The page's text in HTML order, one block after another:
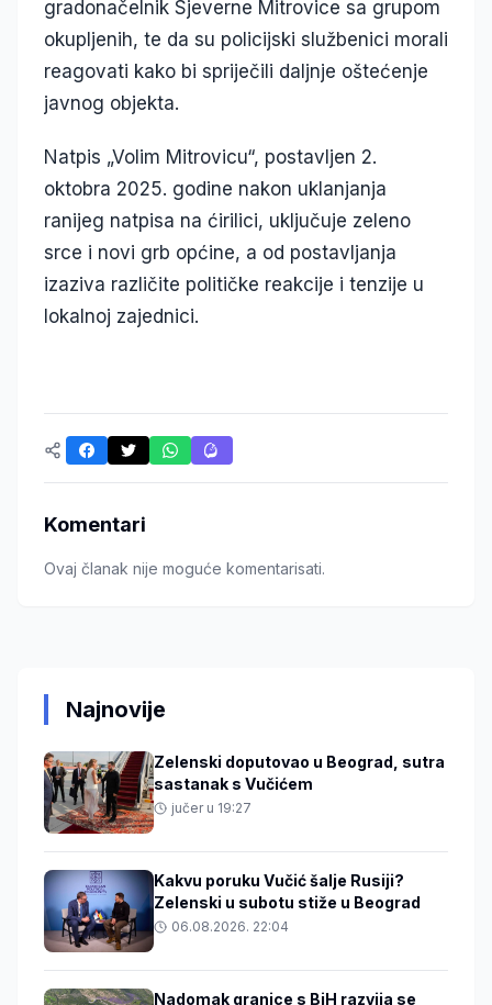
gradonačelnik Sjeverne Mitrovice sa grupom
okupljenih, te da su policijski službenici morali
reagovati kako bi spriječili daljnje oštećenje
javnog objekta.
Natpis „Volim Mitrovicu“, postavljen 2.
oktobra 2025. godine nakon uklanjanja
ranijeg natpisa na ćirilici, uključuje zeleno
srce i novi grb općine, a od postavljanja
izaziva različite političke reakcije i tenzije u
lokalnoj zajednici.
Komentari
Ovaj članak nije moguće komentarisati.
Najnovije
Zelenski doputovao u Beograd, sutra
sastanak s Vučićem
jučer u 19:27
Kakvu poruku Vučić šalje Rusiji?
Zelenski u subotu stiže u Beograd
06.08.2026. 22:04
Nadomak granice s BiH razvija se